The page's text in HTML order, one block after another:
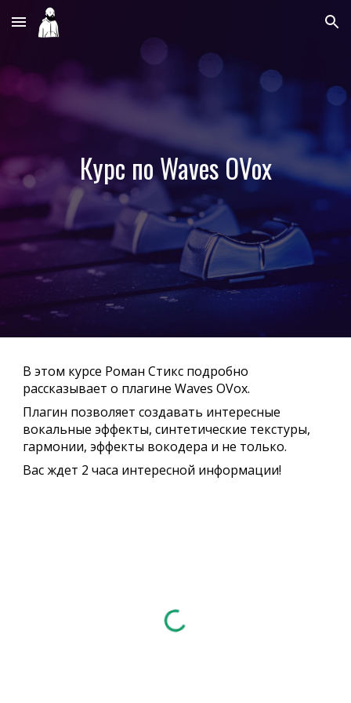
Skip to main content Skip to navigation
Курс по Waves OVox
В этом курсе Роман Стикс подробно
рассказывает о плагине Waves OVox.
Плагин позволяет создавать интересные
вокальные эффекты, синтетические текстуры,
гармонии, эффекты вокодера и не только.
Вас ждет 2 часа интересной информации!